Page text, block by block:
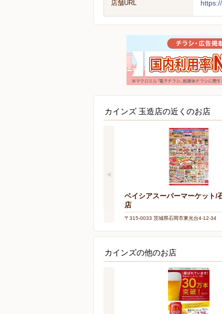
店舗URL
カインズ 玉造店の近くのお店
ベイシアスーパーマーケット/
店
〒315-0033 茨城県石岡市東光台4-12-34
カインズの他のお店